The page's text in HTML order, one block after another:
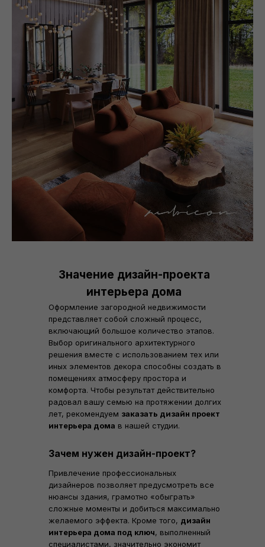
Оформление загородной недвижимости
представляет собой сложный процесс,
включающий большое количество этапов.
Выбор оригинального архитектурного
решения вместе с использованием тех или
иных элементов декора способны создать в
помещениях атмосферу простора и
комфорта. Чтобы результат действительно
радовал вашу семью на протяжении долгих
лет, рекомендуем заказать дизайн проект
интерьера дома в нашей студии.
Привлечение профессиональных
дизайнеров позволяет предусмотреть все
нюансы здания, грамотно «обыграть»
сложные моменты и добиться максимально
желаемого эффекта. Кроме того, дизайн
интерьера дома под ключ, выполненный
специалистами, значительно экономит
Значение дизайн-проекта
интерьера дома
Зачем нужен дизайн-проект?